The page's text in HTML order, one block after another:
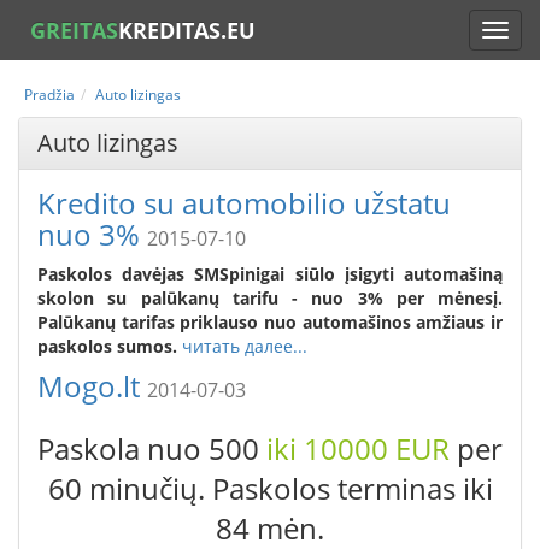
GREITASKREDITAS.EU
Pradžia Auto lizingas
Auto lizingas
Kredito su automobilio užstatu
nuo 3% 2015-07-10
Paskolos davėjas SMSpinigai siūlo įsigyti automašiną
skolon su palūkanų tarifu - nuo 3% per mėnesį.
Palūkanų tarifas priklauso nuo automašinos amžiaus ir
paskolos sumos. читать далее...
Mogo.lt 2014-07-03
Paskola nuo 500 iki 10000 EUR per
60 minučių. Paskolos terminas iki
84 mėn.